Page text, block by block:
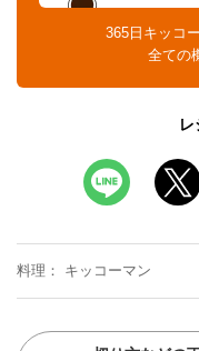
365日キッコ
全ての
料理 キッコーマン